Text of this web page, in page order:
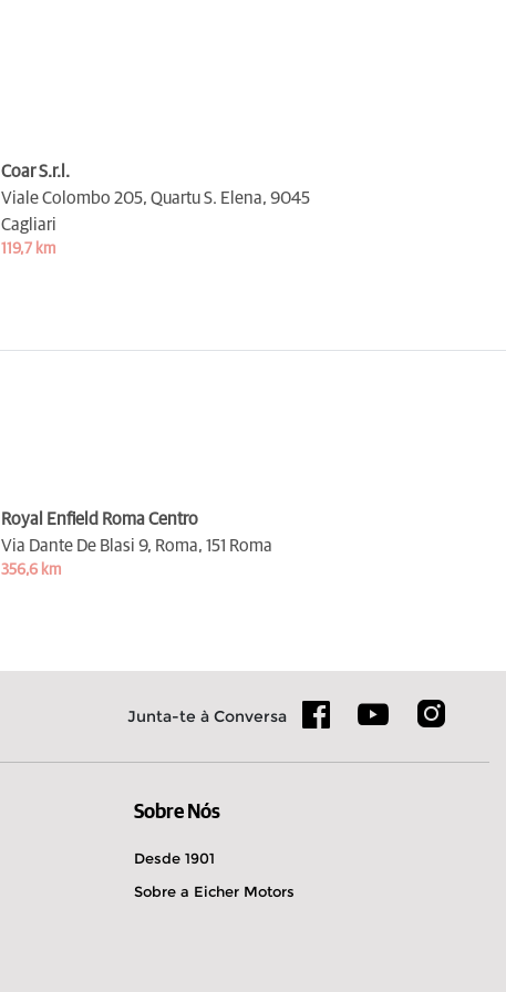
Coar S.r.l.
Viale Colombo 205, Quartu S. Elena, 9045
Cagliari
119,7 km
Royal Enfield Roma Centro
Via Dante De Blasi 9, Roma, 151 Roma
356,6 km
Junta-te à Conversa
Sobre Nós
Desde 1901
Sobre a Eicher Motors